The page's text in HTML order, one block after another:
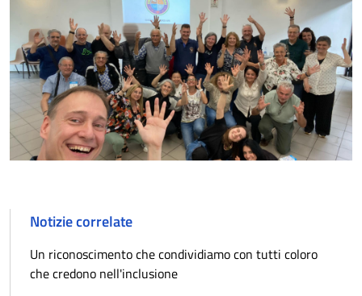
Notizie correlate
Un riconoscimento che condividiamo con tutti coloro
che credono nell'inclusione